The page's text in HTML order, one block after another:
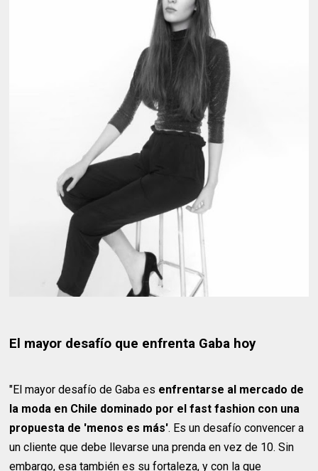
El mayor desafío que enfrenta Gaba hoy
"El mayor desafío de Gaba es enfrentarse al mercado de
la moda en Chile dominado por el fast fashion con una
propuesta de 'menos es más'. Es un desafío convencer a
un cliente que debe llevarse una prenda en vez de 10. Sin
embargo, esa también es su fortaleza, y con la que